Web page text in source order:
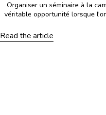
Organiser un séminaire à la
véritable opportunité lorsque
Read the article